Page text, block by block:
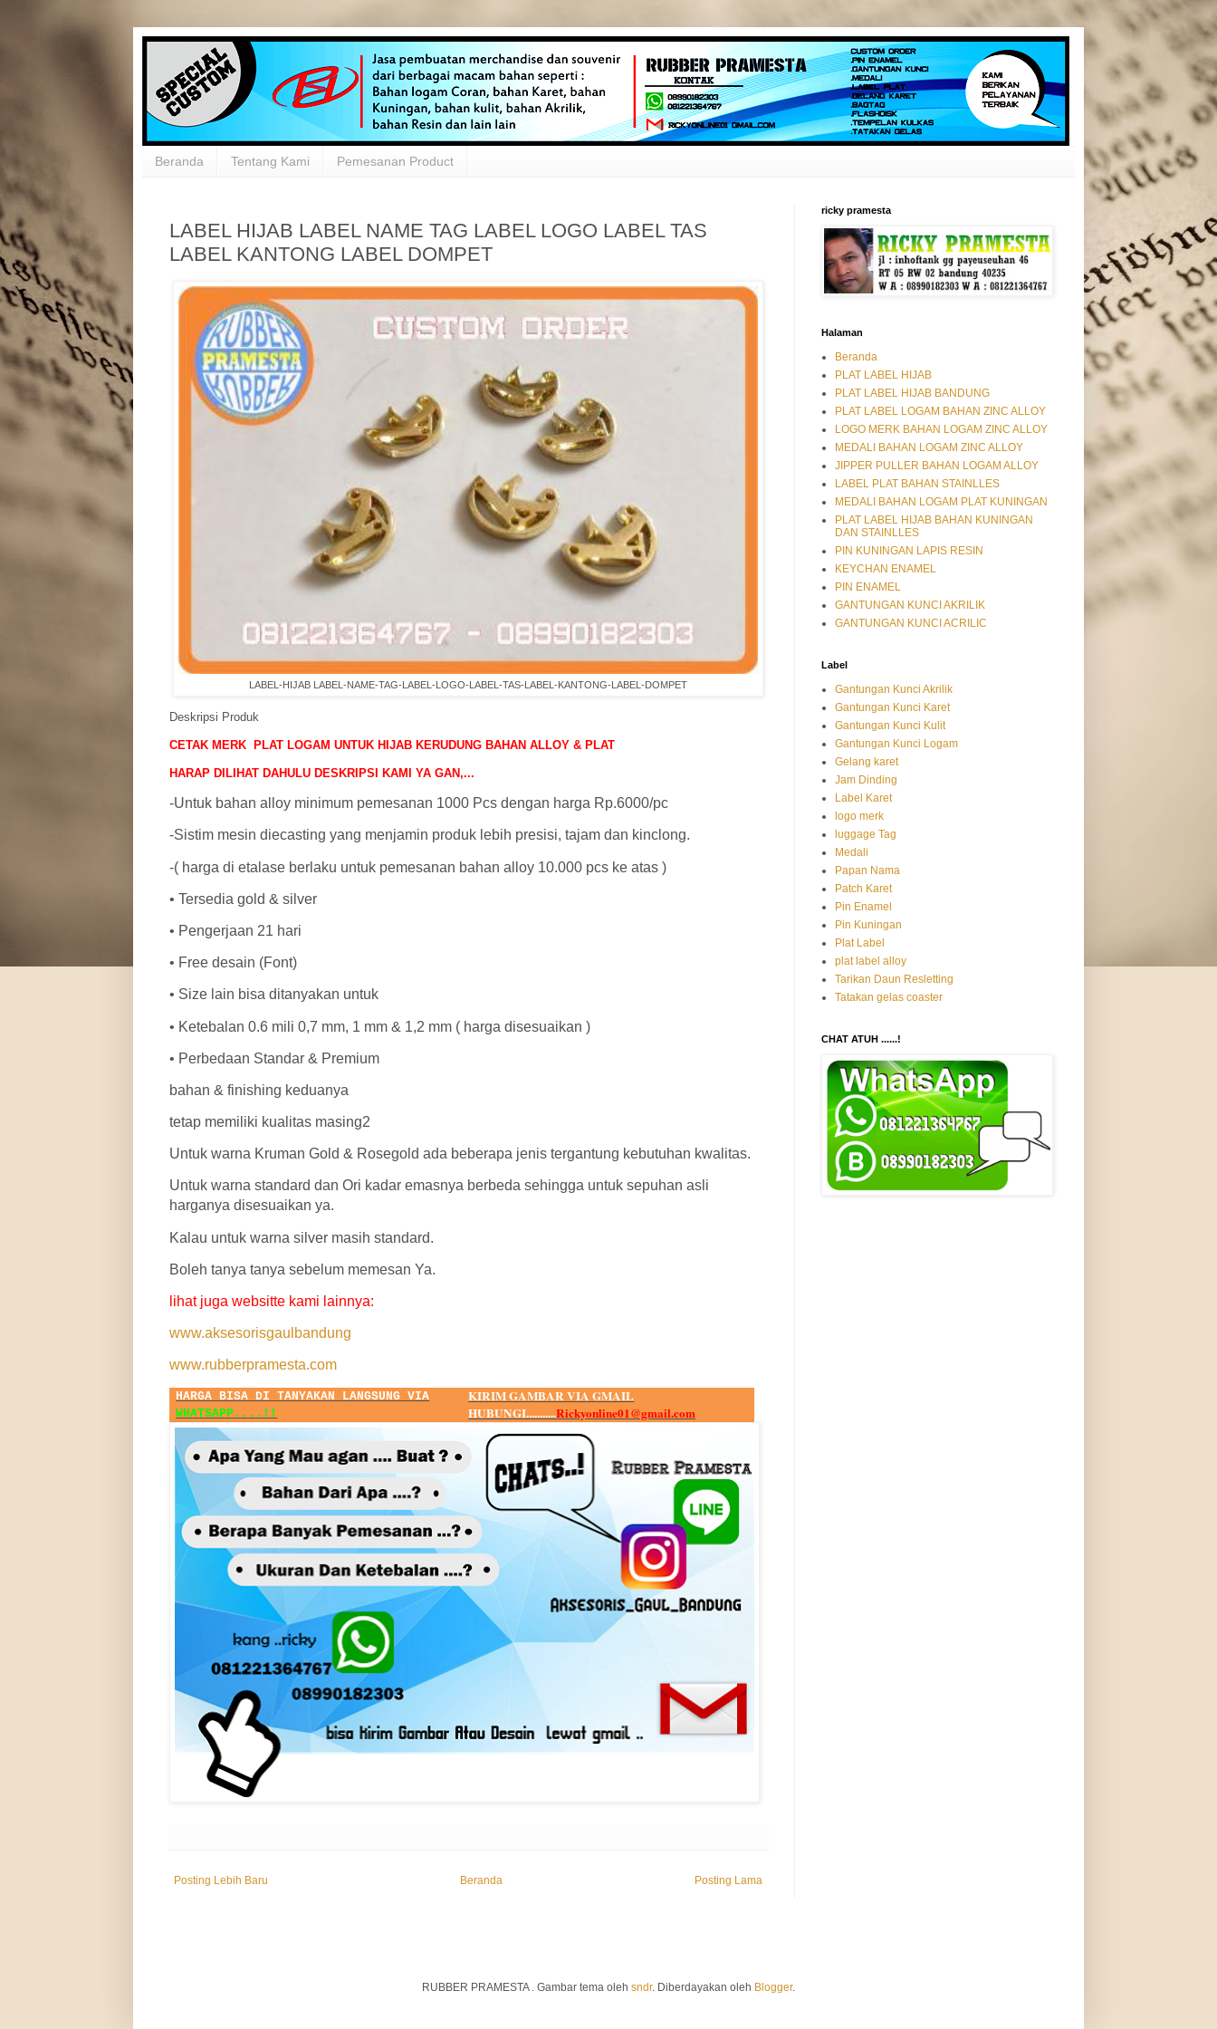
Beranda Tentang Kami Pemesanan Product
LABEL HIJAB LABEL NAME TAG LABEL LOGO LABEL TAS
LABEL KANTONG LABEL DOMPET
LABEL-HIJAB LABEL-NAME-TAG-LABEL-LOGO-LABEL-TAS-LABEL-KANTONG-LABEL-DOMPET
Deskripsi Produk
CETAK MERK PLAT LOGAM UNTUK HIJAB KERUDUNG BAHAN ALLOY & PLAT
HARAP DILIHAT DAHULU DESKRIPSI KAMI YA GAN,...
-Untuk bahan alloy minimum pemesanan 1000 Pcs dengan harga Rp.6000/pc
-Sistim mesin diecasting yang menjamin produk lebih presisi, tajam dan kinclong.
-( harga di etalase berlaku untuk pemesanan bahan alloy 10.000 pcs ke atas )
• Tersedia gold & silver
• Pengerjaan 21 hari
• Free desain (Font)
• Size lain bisa ditanyakan untuk
• Ketebalan 0.6 mili 0,7 mm, 1 mm & 1,2 mm ( harga disesuaikan )
• Perbedaan Standar & Premium
bahan & finishing keduanya
tetap memiliki kualitas masing2
Untuk warna Kruman Gold & Rosegold ada beberapa jenis tergantung kebutuhan kwalitas.
Untuk warna standard dan Ori kadar emasnya berbeda sehingga untuk sepuhan asli
harganya disesuaikan ya.
Kalau untuk warna silver masih standard.
Boleh tanya tanya sebelum memesan Ya.
lihat juga websitte kami lainnya:
www.aksesorisgaulbandung
www.rubberpramesta.com
HARGA BISA DI TANYAKAN LANGSUNG VIA
WHATSAPP....!!
KIRIM GAMBAR VIA GMAIL
HUBUNGI...........Rickyonline01@gmail.com
Posting Lebih Baru Posting Lama
Beranda
ricky pramesta
Halaman
Beranda
PLAT LABEL HIJAB
PLAT LABEL HIJAB BANDUNG
PLAT LABEL LOGAM BAHAN ZINC ALLOY
LOGO MERK BAHAN LOGAM ZINC ALLOY
MEDALI BAHAN LOGAM ZINC ALLOY
JIPPER PULLER BAHAN LOGAM ALLOY
LABEL PLAT BAHAN STAINLLES
MEDALI BAHAN LOGAM PLAT KUNINGAN
PLAT LABEL HIJAB BAHAN KUNINGAN
DAN STAINLLES
PIN KUNINGAN LAPIS RESIN
KEYCHAN ENAMEL
PIN ENAMEL
GANTUNGAN KUNCI AKRILIK
GANTUNGAN KUNCI ACRILIC
Label
Gantungan Kunci Akrilik
Gantungan Kunci Karet
Gantungan Kunci Kulit
Gantungan Kunci Logam
Gelang karet
Jam Dinding
Label Karet
logo merk
luggage Tag
Medali
Papan Nama
Patch Karet
Pin Enamel
Pin Kuningan
Plat Label
plat label alloy
Tarikan Daun Resletting
Tatakan gelas coaster
CHAT ATUH ......!
RUBBER PRAMESTA . Gambar tema oleh sndr. Diberdayakan oleh Blogger.